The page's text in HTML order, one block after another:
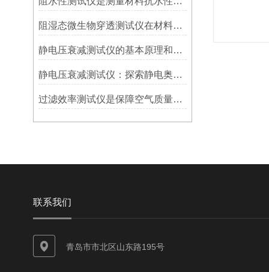
阻湿态微生物穿透测试仪在材料防护性能评估中的重要性
静电压衰减测试仪的基本原理和使用方法
静电压衰减测试仪：探索静电奥秘的得力助手
过滤效率测试仪是保障空气质量的关键工具
联系我们
青岛市市北区山东路195号